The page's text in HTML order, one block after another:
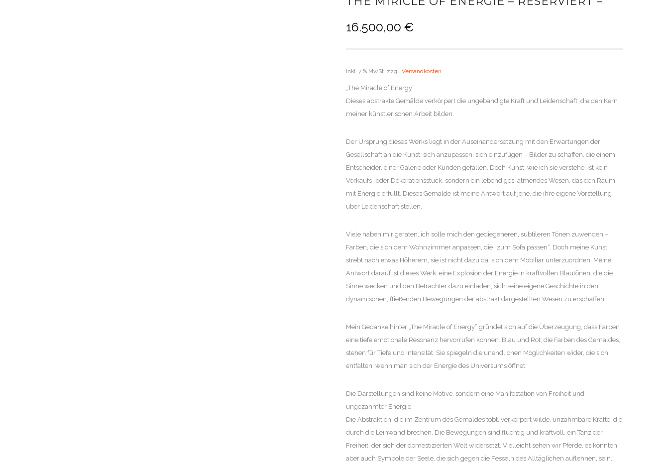
16.500,00€
inkl. 7 % MwSt. zzgl.Versandkosten
„The Miracle of Energy“
Dieses abstrakte Gemälde verkörpert die ungebändigte Kraft und Leidenschaft, die den Kern
meiner künstlerischen Arbeit bilden.
Der Ursprung dieses Werks liegt in der Auseinandersetzung mit den Erwartungen der
Gesellschaft an die Kunst, sich anzupassen, sich einzufügen – Bilder zu schaffen, die einem
Entscheider, einer Galerie oder Kunden gefallen. Doch Kunst, wie ich sie verstehe, ist kein
Verkaufs- oder Dekorationsstück, sondern ein lebendiges, atmendes Wesen, das den Raum
mit Energie erfüllt. Dieses Gemälde ist meine Antwort auf jene, die ihre eigene Vorstellung
über Leidenschaft stellen.
Viele haben mir geraten, ich solle mich den gediegeneren, subtileren Tönen zuwenden –
Farben, die sich dem Wohnzimmer anpassen, die „zum Sofa passen“. Doch meine Kunst
strebt nach etwas Höherem, sie ist nicht dazu da, sich dem Mobiliar unterzuordnen. Meine
Antwort darauf ist dieses Werk: eine Explosion der Energie in kraftvollen Blautönen, die die
Sinne wecken und den Betrachter dazu einladen, sich seine eigene Geschichte in den
dynamischen, fließenden Bewegungen der abstrakt dargestellten Wesen zu erschaffen.
Mein Gedanke hinter „The Miracle of Energy“ gründet sich auf die Überzeugung, dass Farben
eine tiefe emotionale Resonanz hervorrufen können. Blau und Rot, die Farben des Gemäldes,
stehen für Tiefe und Intensität. Sie spiegeln die unendlichen Möglichkeiten wider, die sich
entfalten, wenn man sich der Energie des Universums öffnet.
Die Darstellungen sind keine Motive, sondern eine Manifestation von Freiheit und
ungezähmter Energie.
Die Abstraktion, die im Zentrum des Gemäldes tobt, verkörpert wilde, unzähmbare Kräfte, die
durch die Leinwand brechen. Die Bewegungen sind flüchtig und kraftvoll, ein Tanz der
Freiheit, der sich der domestizierten Welt widersetzt. Vielleicht sehen wir Pferde, es könnten
aber auch Symbole der Seele, die sich gegen die Fesseln des Alltäglichen auflehnen, sein.